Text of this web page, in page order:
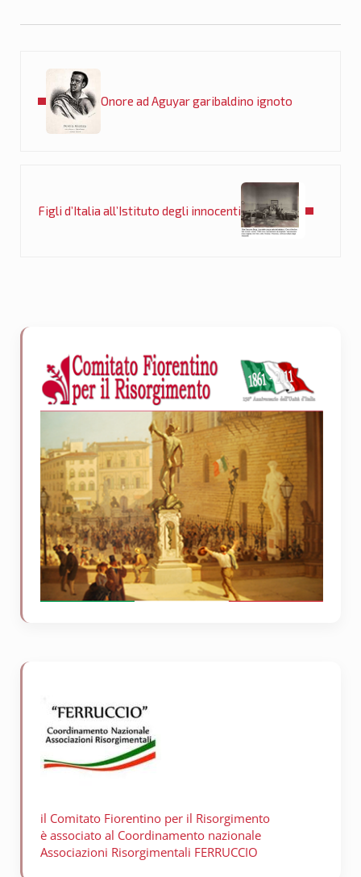
Onore ad Aguyar garibaldino ignoto
Figli d’Italia all’Istituto degli innocenti
Sidebar
il Comitato Fiorentino per il Risorgimento
è associato al Coordinamento nazionale
Associazioni Risorgimentali FERRUCCIO